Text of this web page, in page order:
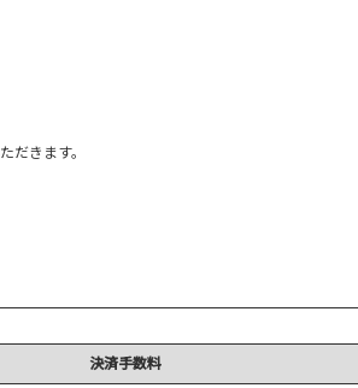
だきます。
決済手数料